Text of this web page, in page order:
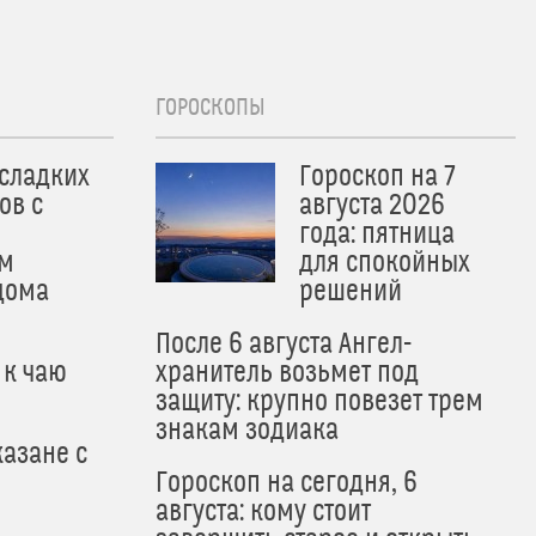
с
чаю
с
ГОРОСКОПЫ
Гороскоп на 7
августа 2026
года: пятница
для спокойных
решений
После 6 августа Ангел-
хранитель возьмет под
защиту: крупно повезет трем
знакам зодиака
Гороскоп на сегодня, 6
августа: кому стоит